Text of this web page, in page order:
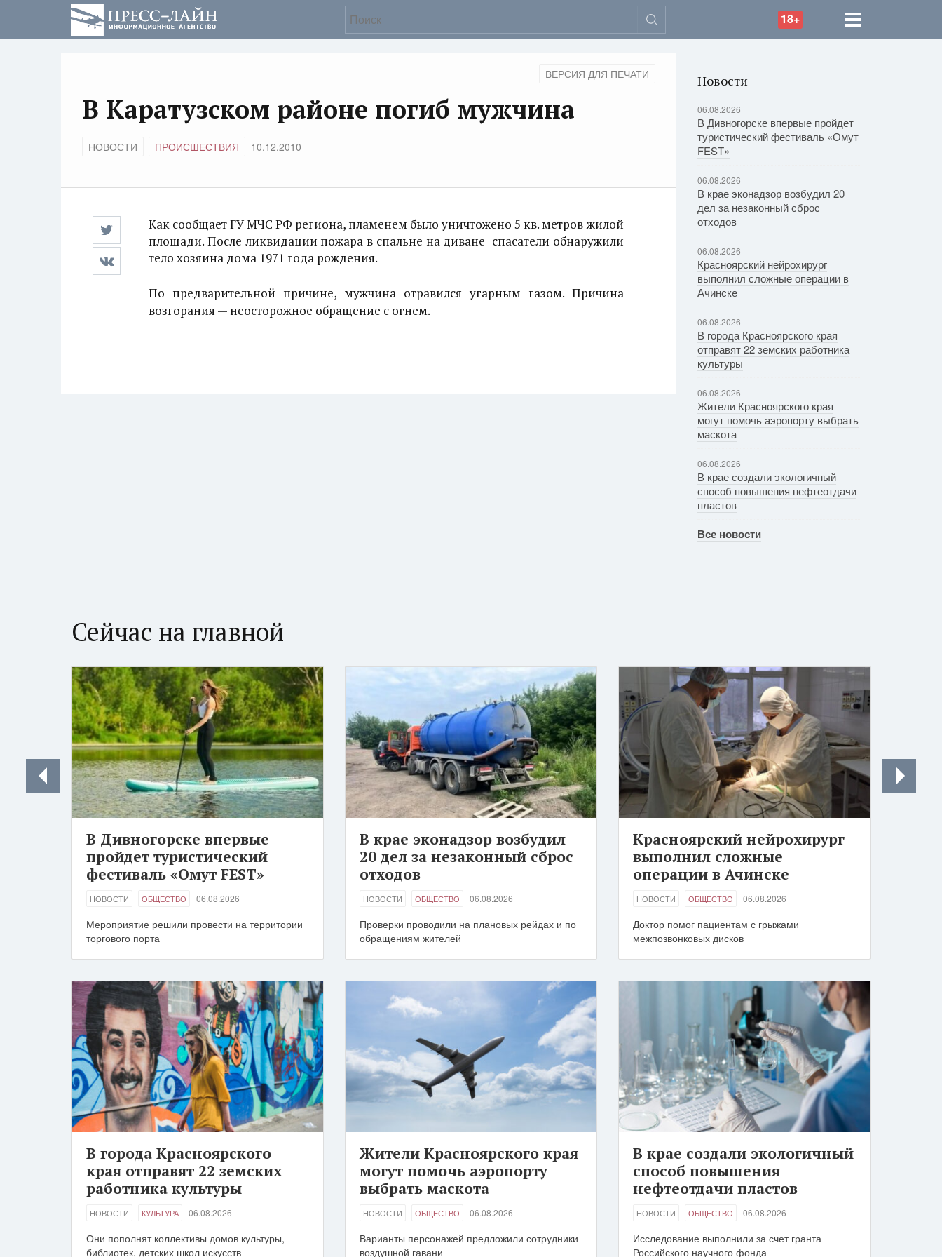
18+
ВЕРСИЯ ДЛЯ ПЕЧАТИ
В Каратузском районе погиб мужчина
НОВОСТИ ПРОИСШЕСТВИЯ 10.12.2010
Как сообщает ГУ МЧС РФ региона, пламенем было уничтожено 5 кв. метров жилой
площади. После ликвидации пожара в спальне на диване спасатели обнаружили
тело хозяина дома 1971 года рождения.
По предварительной причине, мужчина отравился угарным газом. Причина
возгорания — неосторожное обращение с огнем.
Новости
06.08.2026
В Дивногорске впервые пройдет
туристический фестиваль «Омут
FEST»
06.08.2026
В крае эконадзор возбудил 20
дел за незаконный сброс
отходов
06.08.2026
Красноярский нейрохирург
выполнил сложные операции в
Ачинске
06.08.2026
В города Красноярского края
отправят 22 земских работника
культуры
06.08.2026
Жители Красноярского края
могут помочь аэропорту выбрать
маскота
06.08.2026
В крае создали экологичный
способ повышения нефтеотдачи
пластов
Все новости
Сейчас на главной
В Дивногорске впервые
пройдет туристический
фестиваль «Омут FEST»
НОВОСТИ ОБЩЕСТВО 06.08.2026
Мероприятие решили провести на территории
торгового порта
В крае эконадзор возбудил
20 дел за незаконный сброс
отходов
НОВОСТИ ОБЩЕСТВО 06.08.2026
Проверки проводили на плановых рейдах и по
обращениям жителей
Красноярский нейрохирург
выполнил сложные
операции в Ачинске
НОВОСТИ ОБЩЕСТВО 06.08.2026
Доктор помог пациентам с грыжами
межпозвонковых дисков
В города Красноярского
края отправят 22 земских
работника культуры
НОВОСТИ КУЛЬТУРА 06.08.2026
Они пополнят коллективы домов культуры,
библиотек, детских школ искусств
Жители Красноярского края
могут помочь аэропорту
выбрать маскота
НОВОСТИ ОБЩЕСТВО 06.08.2026
Варианты персонажей предложили сотрудники
воздушной гавани
В крае создали экологичный
способ повышения
нефтеотдачи пластов
НОВОСТИ ОБЩЕСТВО 06.08.2026
Исследование выполнили за счет гранта
Российского научного фонда